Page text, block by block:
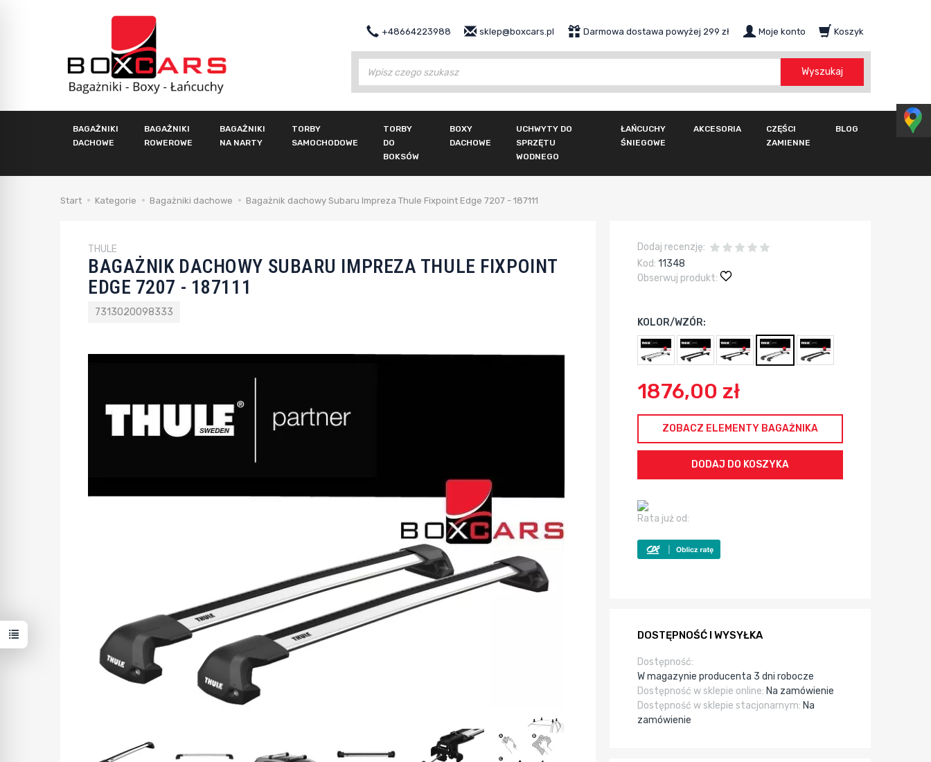
+48664223988 Darmowa dostawa powyżej 299 zł
sklep@boxcars.pl Moje konto Koszyk
Wyszukaj
BAGAŻNIKI
DACHOWE
BAGAŻNIKI
ROWEROWE
BAGAŻNIKI
NA NARTY
TORBY
SAMOCHODOWE
TORBY
DO
BOKSÓW
BOXY
DACHOWE
UCHWYTY DO
SPRZĘTU
WODNEGO
ŁAŃCUCHY
ŚNIEGOWE
AKCESORIA
CZĘŚCI
ZAMIENNE
BLOG
Start Kategorie Bagażniki dachowe Bagażnik dachowy Subaru Impreza Thule Fixpoint Edge 7207 - 187111
THULE
BAGAŻNIK DACHOWY SUBARU IMPREZA THULE FIXPOINT
EDGE 7207 - 187111
7313020098333
Dodaj recenzję:
Kod: 11348
Obserwuj produkt:
KOLOR/WZÓR:
1876,00 zł
ZOBACZ ELEMENTY BAGAŻNIKA
Rata już od:
DOSTĘPNOŚĆ I WYSYŁKA
Dostępność:
W magazynie producenta 3 dni robocze
Dostępność w sklepie online: Na zamówienie
Dostępność w sklepie stacjonarnym: Na
zamówienie